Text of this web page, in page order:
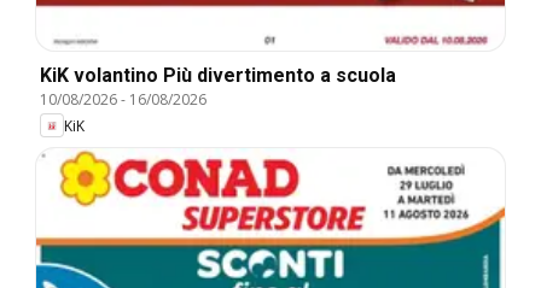
KiK volantino Più divertimento a scuola
10/08/2026- 16/08/2026
KiK